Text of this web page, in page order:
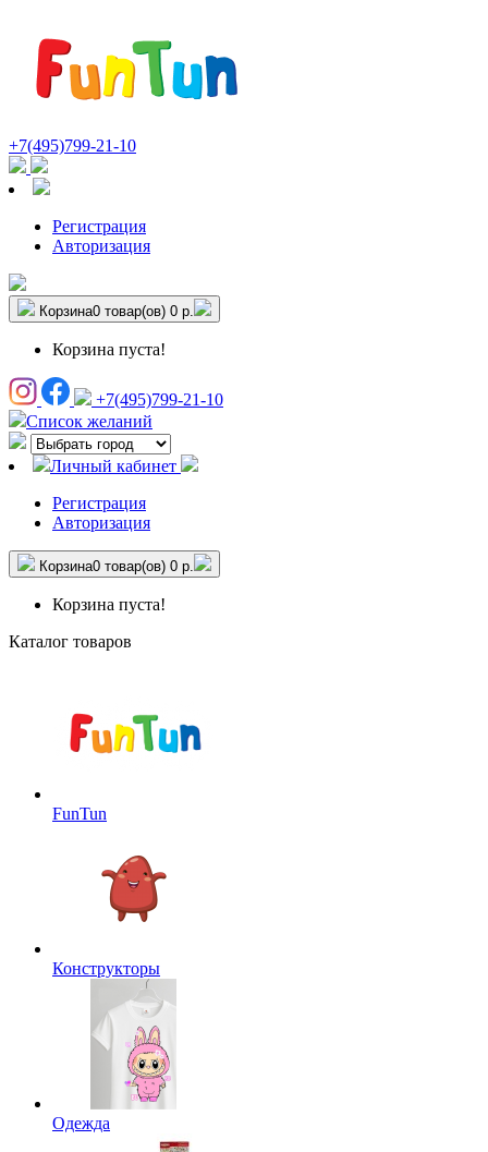
+7(495)799-21-10
Регистрация
Авторизация
Корзина0 товар(ов) 0 р.
Корзина пуста!
+7(495)799-21-10
Список желаний
Личный кабинет
Регистрация
Авторизация
Корзина0 товар(ов) 0 р.
Корзина пуста!
Каталог товаров
FunTun
Конструкторы
Одежда